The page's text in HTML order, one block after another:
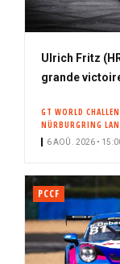
Ulrich Fritz
grande
GT WORLD
NÜRBURGRING
6 AOÛ. 2026 •
PCCF